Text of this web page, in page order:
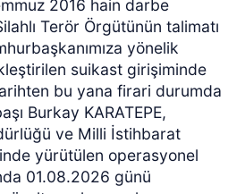
2016 hain darbe
Terör Örgütünün talimatı
yönelik
suikast girişiminde
bu yana firari durumda
Burkay KARATEPE,
ve Milli İstihbarat
yürütülen operasyonel
01.08.2026 günü